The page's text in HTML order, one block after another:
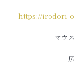
https://irodori-
マウ